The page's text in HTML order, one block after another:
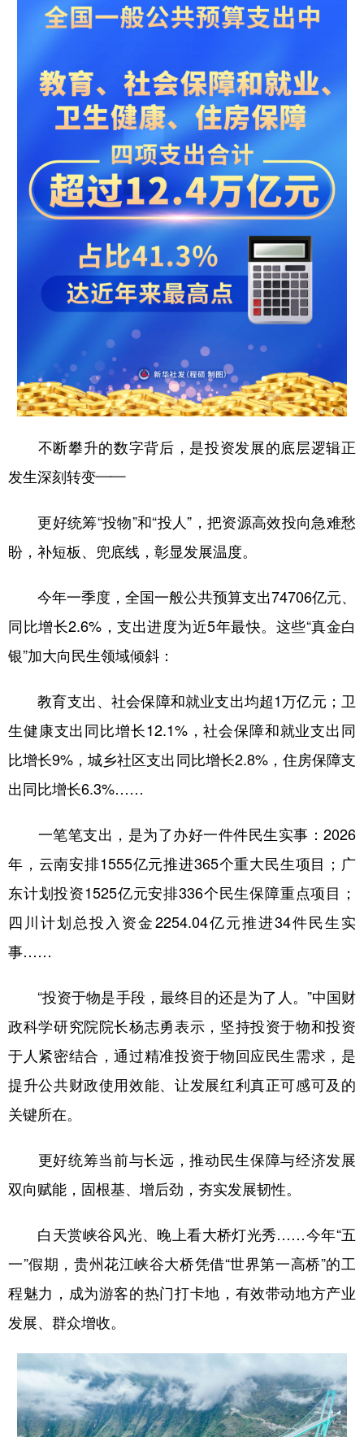
不断攀升的数字背后，是投资发展的底层逻辑正
发生深刻转变——
更好统筹“投物”和“投人”，把资源高效投向急难愁
盼，补短板、兜底线，彰显发展温度。
今年一季度，全国一般公共预算支出74706亿元、
同比增长2.6%，支出进度为近5年最快。这些“真金白
银”加大向民生领域倾斜：
教育支出、社会保障和就业支出均超1万亿元；卫
生健康支出同比增长12.1%，社会保障和就业支出同
比增长9%，城乡社区支出同比增长2.8%，住房保障支
出同比增长6.3%……
一笔笔支出，是为了办好一件件民生实事：2026
年，云南安排1555亿元推进365个重大民生项目；广
东计划投资1525亿元安排336个民生保障重点项目；
四川计划总投入资金2254.04亿元推进34件民生实
事……
“投资于物是手段，最终目的还是为了人。”中国财
政科学研究院院长杨志勇表示，坚持投资于物和投资
于人紧密结合，通过精准投资于物回应民生需求，是
提升公共财政使用效能、让发展红利真正可感可及的
关键所在。
更好统筹当前与长远，推动民生保障与经济发展
双向赋能，固根基、增后劲，夯实发展韧性。
白天赏峡谷风光、晚上看大桥灯光秀……今年“五
一”假期，贵州花江峡谷大桥凭借“世界第一高桥”的工
程魅力，成为游客的热门打卡地，有效带动地方产业
发展、群众增收。